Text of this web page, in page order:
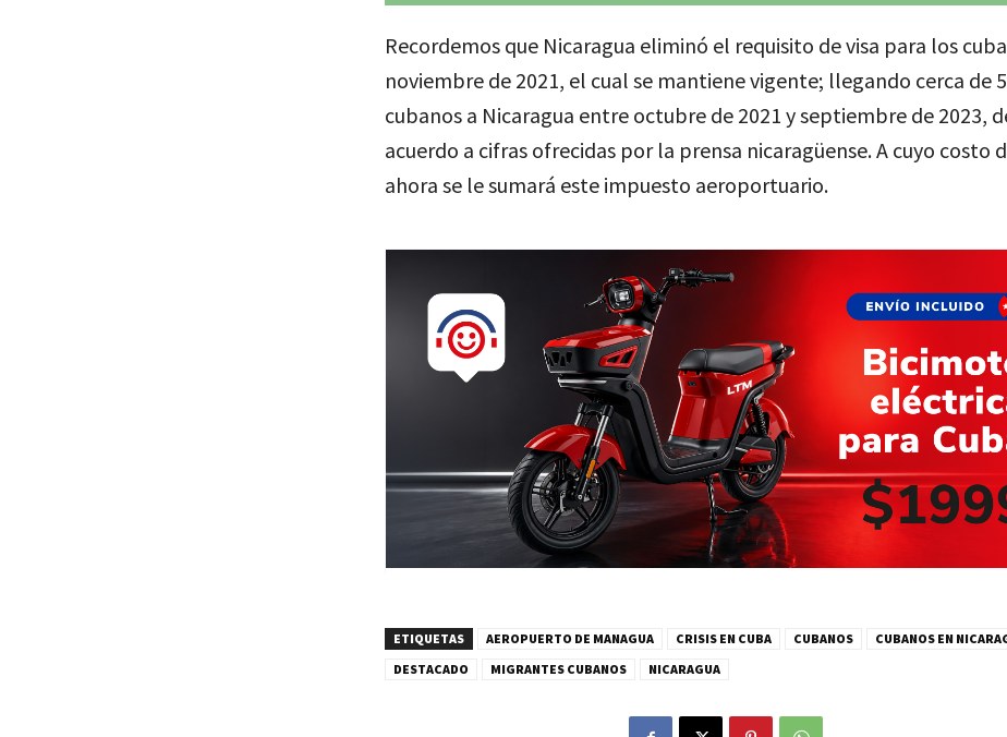
Recordemos que Nicaragua eliminó el requisito de visa para los
noviembre de 2021, el cual se mantiene vigente; llegando cerca de
cubanos a Nicaragua entre octubre de 2021 y septiembre de 2023,
acuerdo a cifras ofrecidas por la prensa nicaragüense. A cuyo costo
ahora se le sumará este impuesto aeroportuario.
ETIQUETAS AEROPUERTO DE MANAGUA CRISIS EN CUBA CUBANOS
CUBANOS EN
DESTACADO
MIGRANTES CUBANOS NICARAGUA